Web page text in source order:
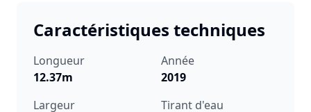
Caractéristiques techniques
Longueur
12.37m
Année
2019
Largeur
Tirant d'eau